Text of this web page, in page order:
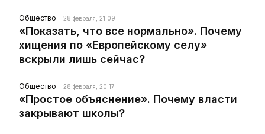
Общество 28 февраля, 21:09
«Показать, что все нормально». Почему
хищения по «Европейскому селу»
вскрыли лишь сейчас?
Общество 28 февраля, 20:17
«Простое объяснение». Почему власти
закрывают школы?